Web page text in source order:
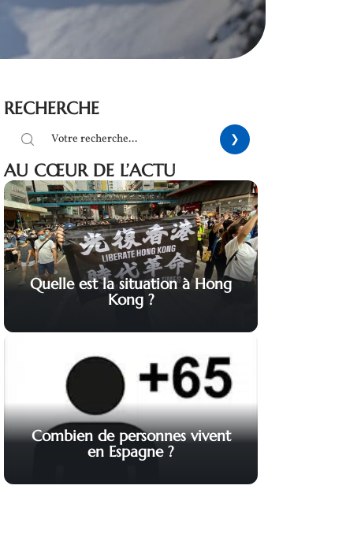
RECHERCHE
AU CŒUR DE L’ACTU
Quelle est la situation à Hong
Kong ?
Combien de personnes vivent
en Espagne ?